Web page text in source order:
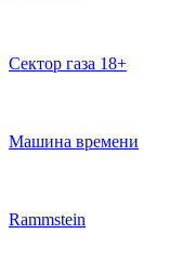
Сектор газа 18+
Машина времени
Rammstein